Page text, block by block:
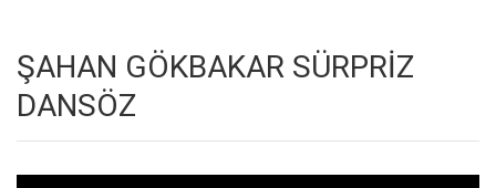
ŞAHAN GÖKBAKAR SÜRPRİZ
DANSÖZ